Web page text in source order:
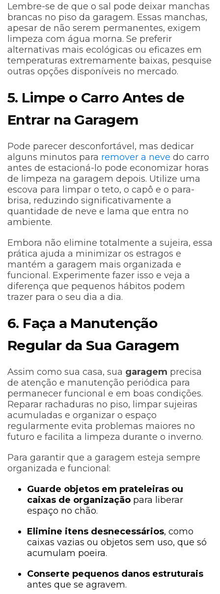
Lembre-se de que o sal pode deixar manchas
brancas no piso da garagem. Essas manchas,
apesar de não serem permanentes, exigem
limpeza com água morna. Se preferir
alternativas mais ecológicas ou eficazes em
temperaturas extremamente baixas, pesquise
outras opções disponíveis no mercado.
5. Limpe o Carro Antes de
Entrar na Garagem
Pode parecer desconfortável, mas dedicar
alguns minutos para remover a neve do carro
antes de estacioná-lo pode economizar horas
de limpeza na garagem depois. Utilize uma
escova para limpar o teto, o capô e o para-
brisa, reduzindo significativamente a
quantidade de neve e lama que entra no
ambiente.
Embora não elimine totalmente a sujeira, essa
prática ajuda a minimizar os estragos e
mantém a garagem mais organizada e
funcional. Experimente fazer isso e veja a
diferença que pequenos hábitos podem
trazer para o seu dia a dia.
6. Faça a Manutenção
Regular da Sua Garagem
Assim como sua casa, sua garagem precisa
de atenção e manutenção periódica para
permanecer funcional e em boas condições.
Reparar rachaduras no piso, limpar sujeiras
acumuladas e organizar o espaço
regularmente evita problemas maiores no
futuro e facilita a limpeza durante o inverno.
Para garantir que a garagem esteja sempre
organizada e funcional:
Guarde objetos em prateleiras ou
caixas de organização para liberar
espaço no chão.
Elimine itens desnecessários, como
caixas vazias ou objetos sem uso, que só
acumulam poeira.
Conserte pequenos danos estruturais
antes que se agravem.